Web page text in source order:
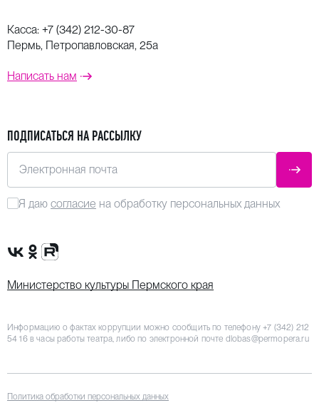
Касса: +7 (342) 212-30-87
Пермь, Петропавловская, 25а
Написать нам
ПОДПИСАТЬСЯ НА РАССЫЛКУ
Электронная почта
Я даю согласие на обработку персональных данных
Министерство культуры Пермского края
Информацию о фактах коррупции можно сообщить по телефону+7 (342) 212
54 16в часы работы театра, либо по электронной почте dlobas@permopera.ru
Политика обработки персональных данных